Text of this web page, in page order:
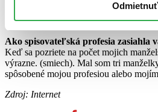
Odmietnuť
vojnou zničenom Stalingrade. Videli
Tbilisi.
Ako spisovateľská profesia zasiahla
Keď sa pozriete na počet mojich
výrazne. (smiech). Mal som tri
spôsobené mojou profesiou alebo
Zdroj: Internet